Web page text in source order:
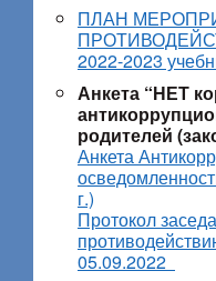
ПЛАН
2022-2023
Анкета “НЕТ
родителей
Анкета
г.)
Протокол
05.09.2022